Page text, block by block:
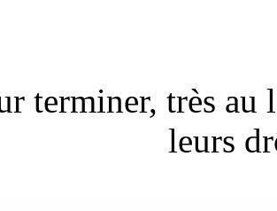
terminer, très au
leurs